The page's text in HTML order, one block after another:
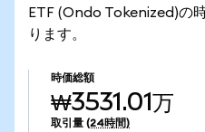
ETF (Ondo Tokenized)の
ります。
時価総額
₩3531.01万
取引量 (24時間)